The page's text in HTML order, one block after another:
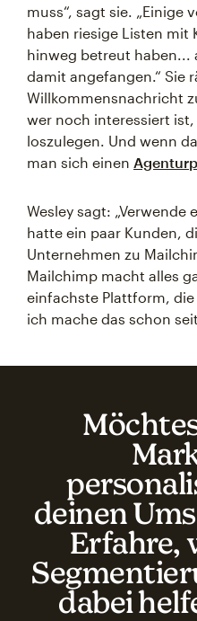
muss“, sagt sie. „Einige
haben riesige Listen mit
hinweg betreut haben...
damit angefangen.“ Sie
Willkommensnachricht
wer noch interessiert
loszulegen. Und wenn
man sich einen
Wesley sagt:
hatte ein paar Kunden,
Unternehmen zu
Mailchimp macht alles
einfachste Plattform,
ich mache das schon
deinen
Erfahre,
dabei